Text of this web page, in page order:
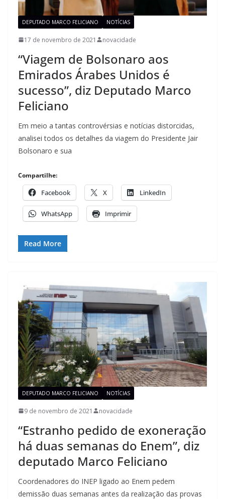
DEPUTADO MARCO FELICIANO NOTÍCIAS
17 de novembro de 2021 novacidade
“Viagem de Bolsonaro aos
Emirados Árabes Unidos é
sucesso”, diz Deputado Marco
Feliciano
Em meio a tantas controvérsias e notícias distorcidas,
analisei todos os detalhes da viagem do Presidente Jair
Bolsonaro e sua
Compartilhe:
Facebook X LinkedIn
WhatsApp Imprimir
Read More
DEPUTADO MARCO FELICIANO NOTÍCIAS
9 de novembro de 2021 novacidade
“Estranho pedido de exoneração
há duas semanas do Enem”, diz
deputado Marco Feliciano
Coordenadores do INEP ligado ao Enem pedem
demissão duas semanas antes da realização das provas